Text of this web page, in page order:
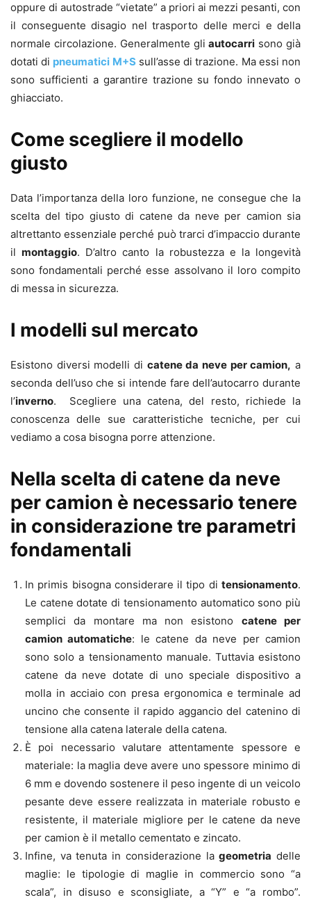
oppure di autostrade “vietate” a priori ai mezzi pesanti, con
il conseguente disagio nel trasporto delle merci e della
normale circolazione. Generalmente gliautocarri sono già
dotati di pneumatici M+S sull’asse di trazione. Ma essi non
sono sufficienti a garantire trazione su fondo innevato o
ghiacciato.
Come scegliere il modello
giusto
Data l’importanza della loro funzione, ne consegue che la
scelta del tipo giusto di catene da neve per camion sia
altrettanto essenziale perché può trarci d’impaccio durante
ilmontaggio. D’altro canto la robustezza e la longevità
sono fondamentali perché esse assolvano il loro compito
di messa in sicurezza.
I modelli sul mercato
Esistono diversi modelli di catene da neve per camion, a
seconda dell’uso che si intende fare dell’autocarro durante
l’inverno. Scegliere una catena, del resto, richiede la
conoscenza delle sue caratteristiche tecniche, per cui
vediamo a cosa bisogna porre attenzione.
Nella scelta di catene da neve
per camion è necessario tenere
in considerazione tre parametri
fondamentali
In primis bisogna considerare il tipo di tensionamento.
Le catene dotate di tensionamento automatico sono più
semplici da montare ma non esistono catene per
camion automatiche: le catene da neve per camion
sono solo a tensionamento manuale. Tuttavia esistono
catene da neve dotate di uno speciale dispositivo a
molla in acciaio con presa ergonomica e terminale ad
uncino che consente il rapido aggancio del catenino di
tensione alla catena laterale della catena.
È poi necessario valutare attentamente spessore e
materiale: la maglia deve avere uno spessore minimo di
6 mm e dovendo sostenere il peso ingente di un veicolo
pesante deve essere realizzata in materiale robusto e
resistente, il materiale migliore per le catene da neve
per camion è il metallo cementato e zincato.
Infine, va tenuta in considerazione lageometria delle
maglie: le tipologie di maglie in commercio sono “a
scala”, in disuso e sconsigliate, a “Y” e “a rombo”.